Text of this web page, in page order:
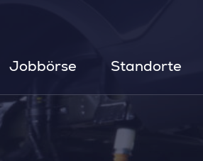
Jobbörse Standorte